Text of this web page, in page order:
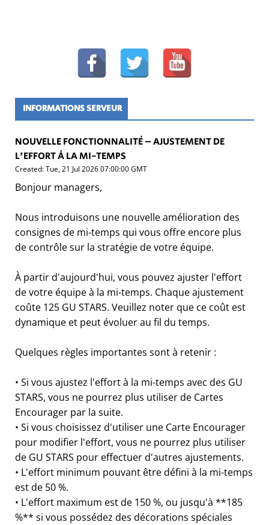
INFORMATIONS SERVEUR
NOUVELLE FONCTIONNALITÉ – AJUSTEMENT DE
L'EFFORT À LA MI-TEMPS
Created: Tue, 21 Jul 2026 07:00:00 GMT
Bonjour managers,
Nous introduisons une nouvelle amélioration des
consignes de mi-temps qui vous offre encore plus
de contrôle sur la stratégie de votre équipe.
À partir d'aujourd'hui, vous pouvez ajuster l'effort
de votre équipe à la mi-temps. Chaque ajustement
coûte 125 GU STARS. Veuillez noter que ce coût est
dynamique et peut évoluer au fil du temps.
Quelques règles importantes sont à retenir :
• Si vous ajustez l'effort à la mi-temps avec des GU
STARS, vous ne pourrez plus utiliser de Cartes
Encourager par la suite.
• Si vous choisissez d'utiliser une Carte Encourager
pour modifier l'effort, vous ne pourrez plus utiliser
de GU STARS pour effectuer d'autres ajustements.
• L'effort minimum pouvant être défini à la mi-temps
est de 50 %.
• L'effort maximum est de 150 %, ou jusqu'à **185
%** si vous possédez des décorations spéciales